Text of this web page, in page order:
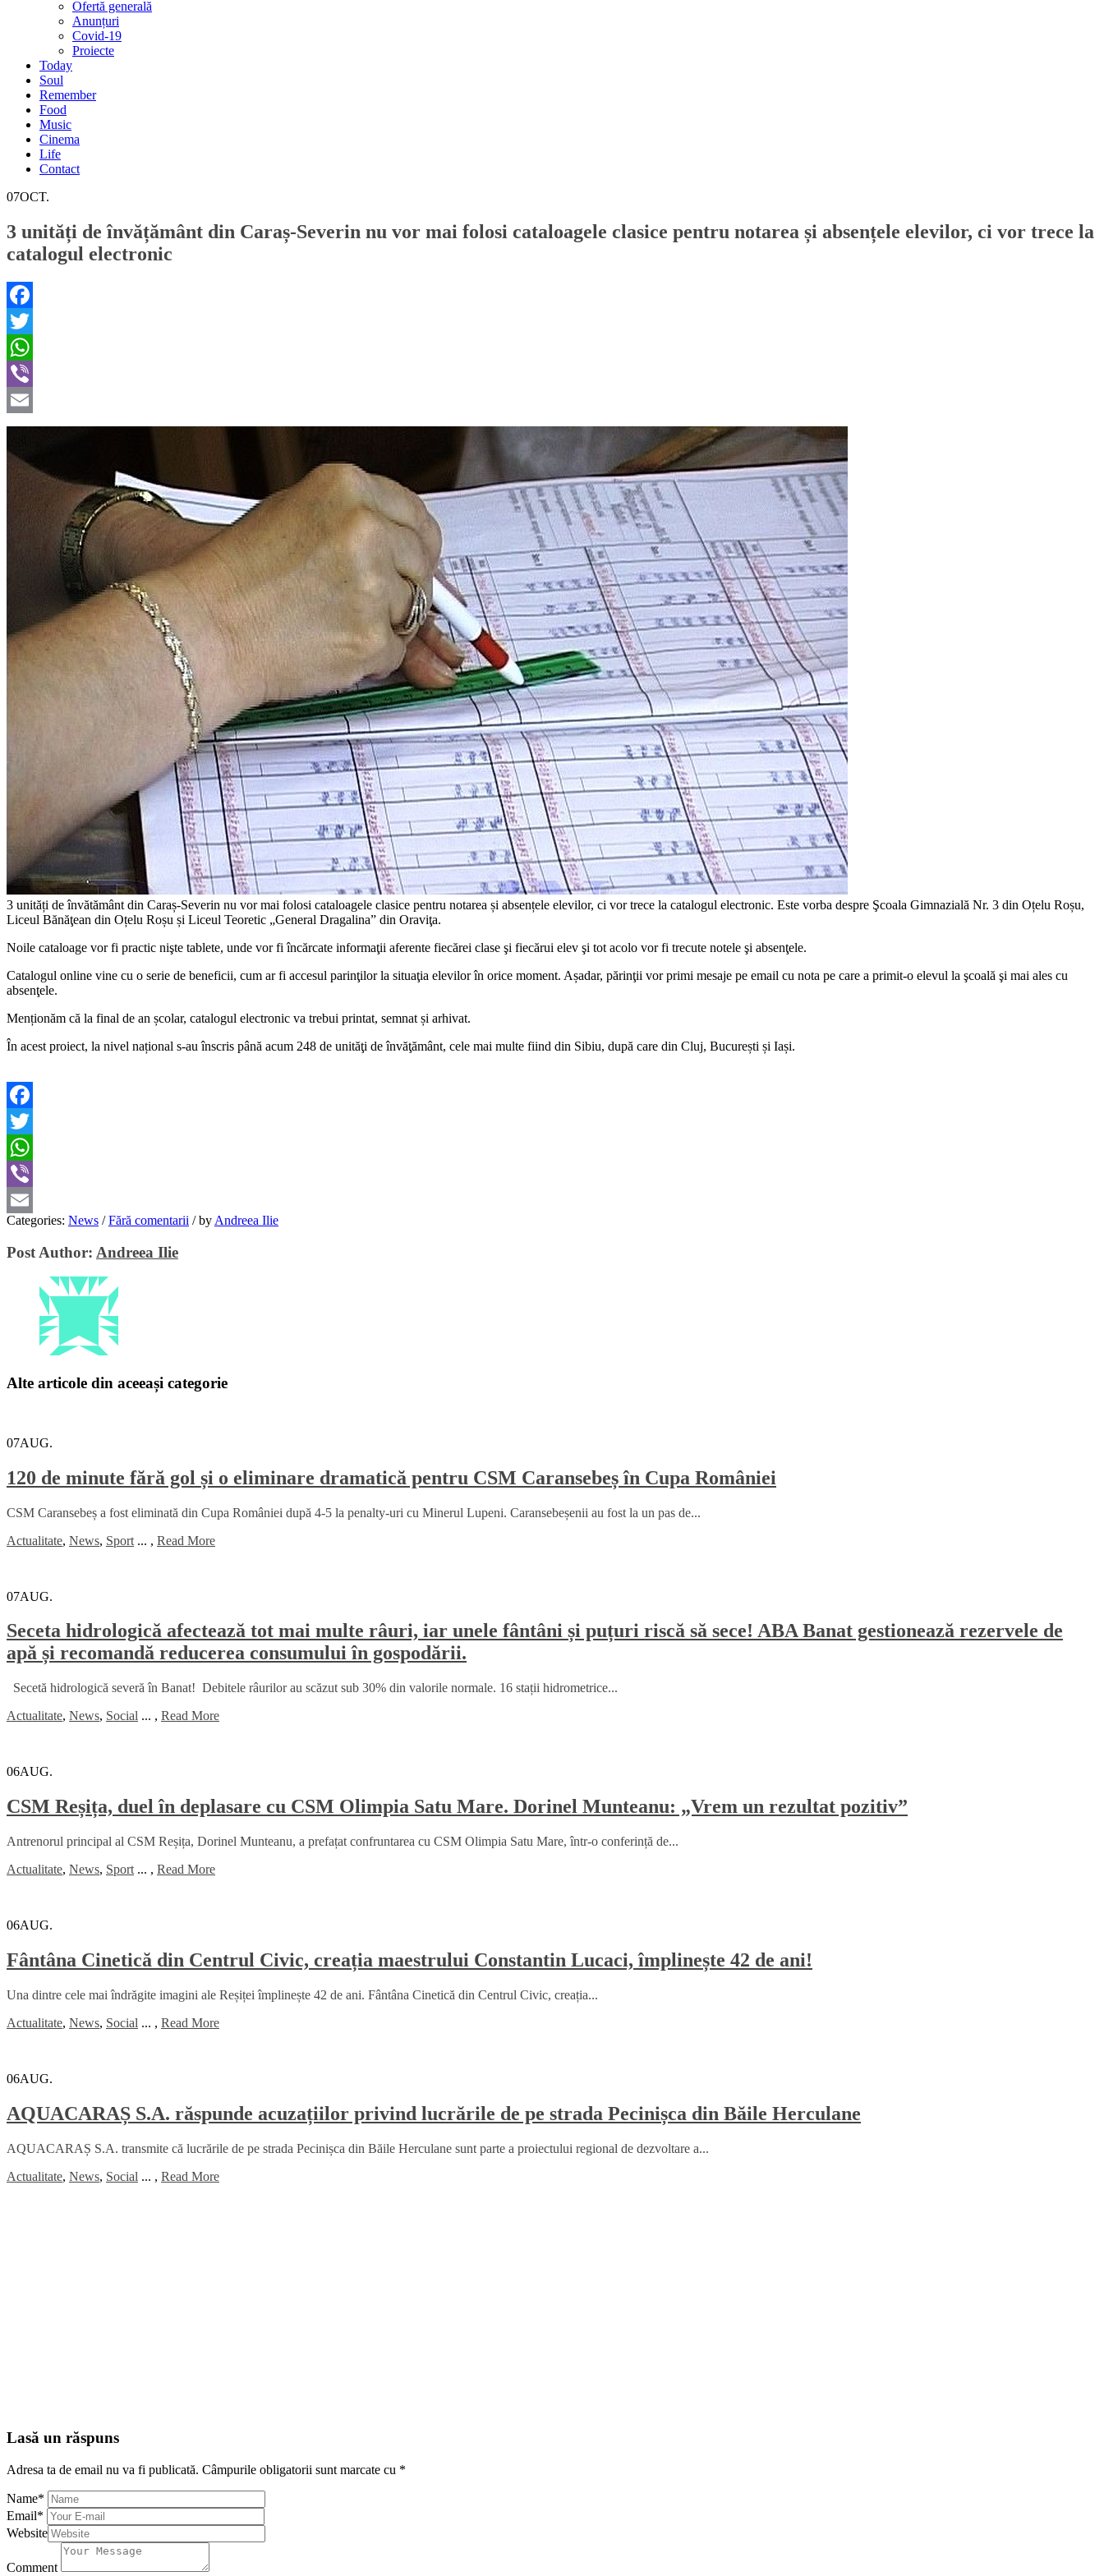
Ofertă generală
Anunțuri
Covid-19
Proiecte
Today
Soul
Remember
Food
Music
Cinema
Life
Contact
07OCT.
3 unități de învățământ din Caraș-Severin nu vor mai folosi cataloagele clasice pentru notarea și absențele elevilor, ci vor trece la
catalogul electronic
Facebook
Twitter
WhatsApp
Viber
Email
3 unități de învătământ din Caraș-Severin nu vor mai folosi cataloagele clasice pentru notarea și absențele elevilor, ci vor trece la catalogul electronic. Este vorba despre Şcoala Gimnazială Nr. 3 din Oțelu Roșu,
Liceul Bănăţean din Oțelu Roșu și Liceul Teoretic „General Dragalina” din Oraviţa.
Noile cataloage vor fi practic nişte tablete, unde vor fi încărcate informaţii aferente fiecărei clase şi fiecărui elev şi tot acolo vor fi trecute notele şi absenţele.
Catalogul online vine cu o serie de beneficii, cum ar fi accesul parinţilor la situaţia elevilor în orice moment. Așadar, părinţii vor primi mesaje pe email cu nota pe care a primit-o elevul la şcoală şi mai ales cu
absenţele.
Menționăm că la final de an școlar, catalogul electronic va trebui printat, semnat și arhivat.
În acest proiect, la nivel național s-au înscris până acum 248 de unităţi de învăţământ, cele mai multe fiind din Sibiu, după care din Cluj, București și Iași.
Facebook
Twitter
WhatsApp
Viber
Email
Categories: News / Fără comentarii /by Andreea Ilie
Post Author: Andreea Ilie
Alte articole din aceeași categorie
07AUG.
120 de minute fără gol și o eliminare dramatică pentru CSM Caransebeș în Cupa României
CSM Caransebeș a fost eliminată din Cupa României după 4-5 la penalty-uri cu Minerul Lupeni. Caransebeșenii au fost la un pas de...
Actualitate, News, Sport ... , Read More
07AUG.
Seceta hidrologică afectează tot mai multe râuri, iar unele fântâni și puțuri riscă să sece! ABA Banat gestionează rezervele de
apă și recomandă reducerea consumului în gospodării.
Secetă hidrologică severă în Banat! Debitele râurilor au scăzut sub 30% din valorile normale. 16 stații hidrometrice...
Actualitate, News, Social ... , Read More
06AUG.
CSM Reșița, duel în deplasare cu CSM Olimpia Satu Mare. Dorinel Munteanu: „Vrem un rezultat pozitiv”
Antrenorul principal al CSM Reșița, Dorinel Munteanu, a prefațat confruntarea cu CSM Olimpia Satu Mare, într-o conferință de...
Actualitate, News, Sport ... , Read More
06AUG.
Fântâna Cinetică din Centrul Civic, creația maestrului Constantin Lucaci, împlinește 42 de ani!
Una dintre cele mai îndrăgite imagini ale Reșiței împlinește 42 de ani. Fântâna Cinetică din Centrul Civic, creația...
Actualitate, News, Social ... , Read More
06AUG.
AQUACARAȘ S.A. răspunde acuzațiilor privind lucrările de pe strada Pecinișca din Băile Herculane
AQUACARAȘ S.A. transmite că lucrările de pe strada Pecinișca din Băile Herculane sunt parte a proiectului regional de dezvoltare a...
Actualitate, News, Social ... , Read More
Lasă un răspuns
Adresa ta de email nu va fi publicată. Câmpurile obligatorii sunt marcate cu *
Name*
Email*
Website
Comment